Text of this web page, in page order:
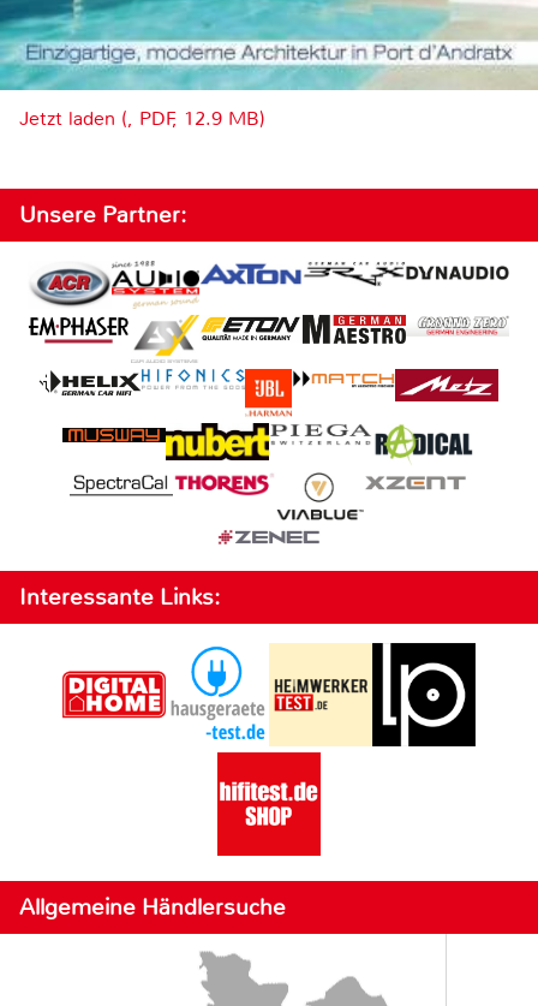
Jetzt laden (, PDF, 12.9 MB)
Unsere Partner:
Interessante Links:
Allgemeine Händlersuche